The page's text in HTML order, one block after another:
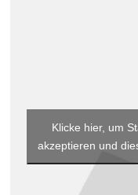
Klicke hier, um
akzeptieren und